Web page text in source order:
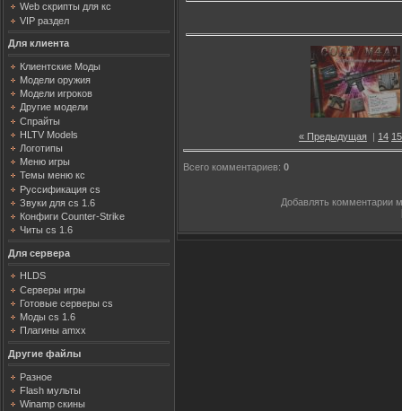
Web скрипты для кс
VIP раздел
Для клиента
Клиентские Моды
Модели оружия
Модели игроков
Другие модели
Спрайты
HLTV Models
Логотипы
Меню игры
Темы меню кс
Руссификация cs
Звуки для cs 1.6
Конфиги Counter-Strike
Читы cs 1.6
Для сервера
HLDS
Серверы игры
Готовые серверы cs
Моды cs 1.6
Плагины amxx
Другие файлы
Разное
Flash мульты
Winamp скины
« Предыдущая | 14 15
Всего комментариев: 0
Добавлять комментарии